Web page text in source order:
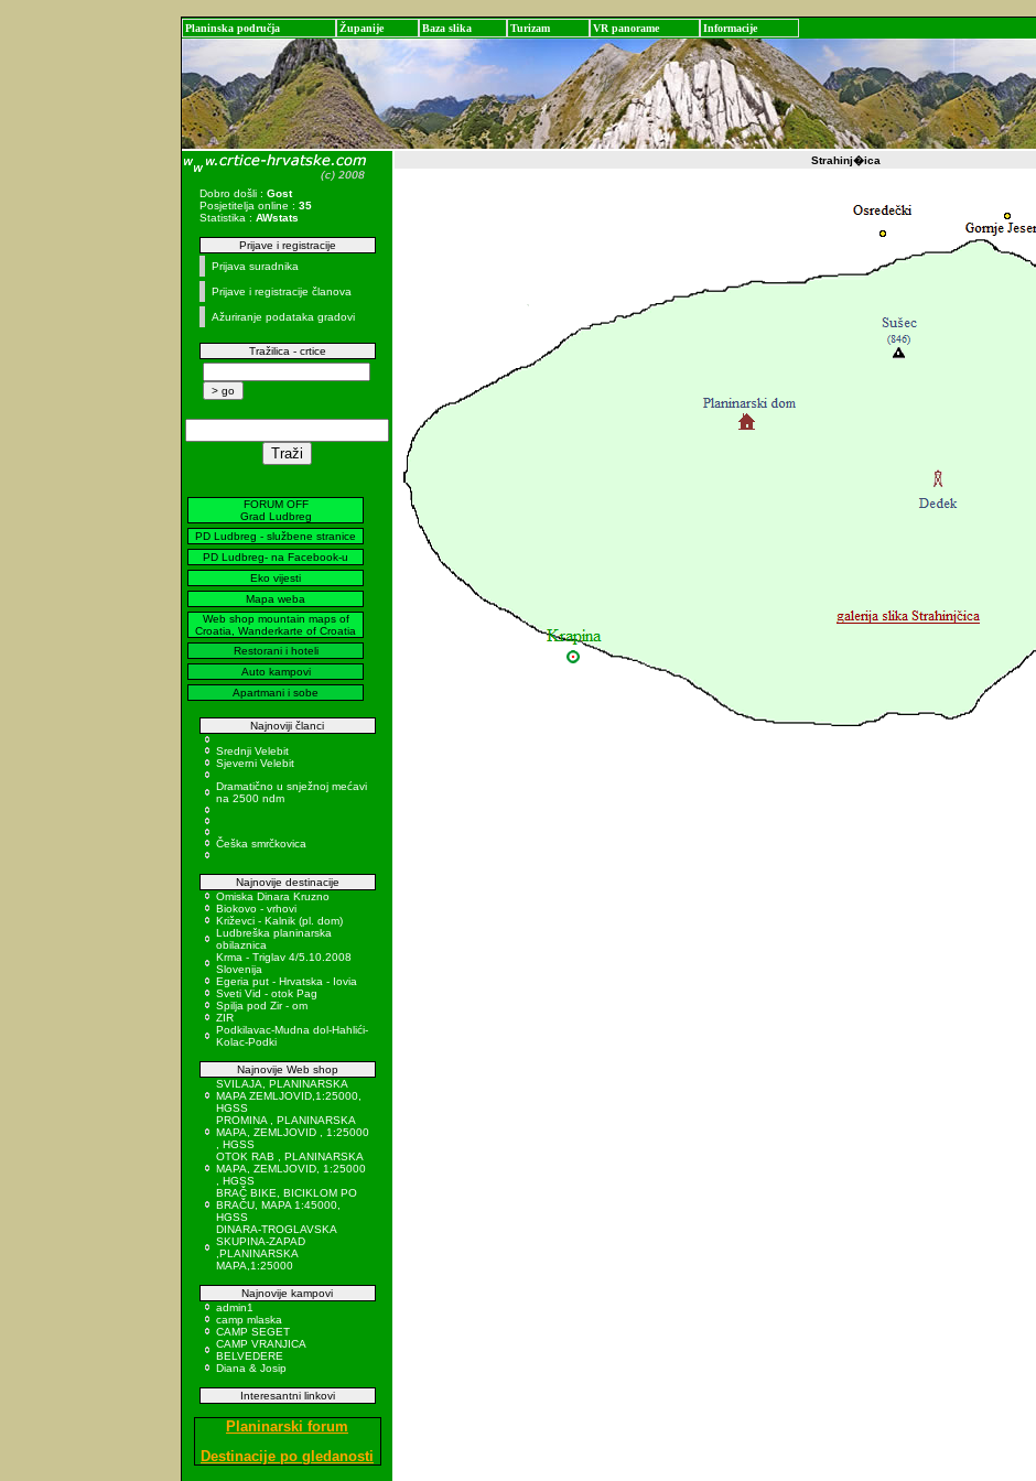
Planinska područja Županije Baza slika Turizam VR panorame Informacije
Dobro došli : Gost
Posjetitelja online : 35
Statistika : AWstats
Prijave i registracije
Prijava suradnika
Prijave i registracije članova
Ažuriranje podataka gradovi
Tražilica - crtice
FORUM OFF
Grad Ludbreg
PD Ludbreg - službene stranice
PD Ludbreg- na Facebook-u
Eko vijesti
Mapa weba
Web shop mountain maps of
Croatia, Wanderkarte of Croatia
Restorani i hoteli
Auto kampovi
Apartmani i sobe
Najnoviji članci
Srednji Velebit
Sjeverni Velebit
Dramatično u snježnoj mećavi
na 2500 ndm
Češka smrčkovica
Najnovije destinacije
Omiska Dinara Kruzno
Biokovo - vrhovi
Križevci - Kalnik (pl. dom)
Ludbreška planinarska
obilaznica
Krma - Triglav 4/5.10.2008
Slovenija
Egeria put - Hrvatska - Iovia
Sveti Vid - otok Pag
Spilja pod Zir - om
ZIR
Podkilavac-Mudna dol-Hahlići-
Kolac-Podki
Najnovije Web shop
SVILAJA, PLANINARSKA
MAPA ZEMLJOVID,1:25000,
HGSS
PROMINA , PLANINARSKA
MAPA, ZEMLJOVID , 1:25000
, HGSS
OTOK RAB , PLANINARSKA
MAPA, ZEMLJOVID, 1:25000
, HGSS
BRAČ BIKE, BICIKLOM PO
BRAČU, MAPA 1:45000,
HGSS
DINARA-TROGLAVSKA
SKUPINA-ZAPAD
,PLANINARSKA
MAPA,1:25000
Najnovije kampovi
admin1
camp mlaska
CAMP SEGET
CAMP VRANJICA
BELVEDERE
Diana & Josip
Interesantni linkovi
Planinarski forum
Destinacije po gledanosti
Strahinj�ica